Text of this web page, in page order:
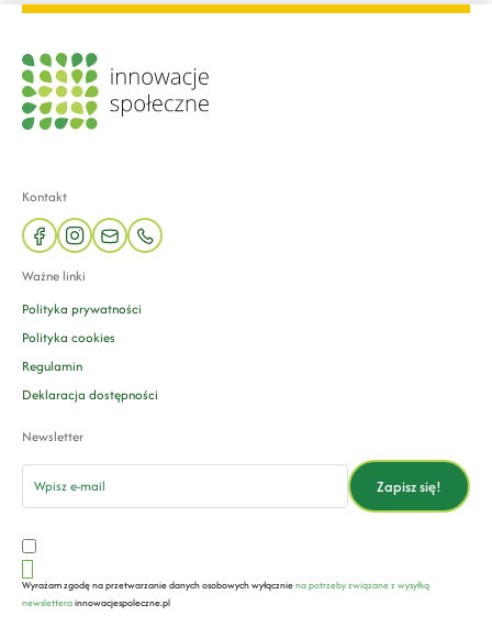
Kontakt
facebookinstagram
mail phone
Ważne linki
Polityka prywatności
Polityka cookies
Regulamin
Deklaracja dostępności
Newsletter
email
Zapisz się!
Wyrażam zgodę na przetwarzanie danych osobowych wyłączniena potrzeby związane z wysyłką
newsletterainnowacjespoleczne.pl